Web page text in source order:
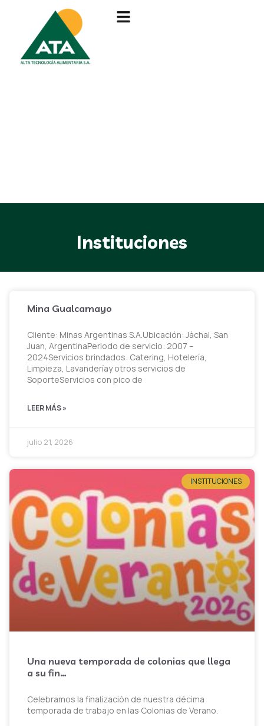
Instituciones
Mina Gualcamayo
Cliente: Minas Argentinas S.A.Ubicación: Jáchal, San
Juan, ArgentinaPeriodo de servicio: 2007 –
2024Servicios brindados: Catering, Hotelería,
Limpieza, Lavanderíay otros servicios de
SoporteServicios con pico de
LEER MÁS »
julio 21, 2026
INSTITUCIONES
Una nueva temporada de colonias que llega
a su fin…
Celebramos la finalización de nuestra décima
temporada de trabajo en las Colonias de Verano.